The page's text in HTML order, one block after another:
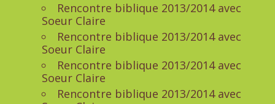
Rencontre biblique 2013/2014 avec
Soeur Claire
Rencontre biblique 2013/2014 avec
Soeur Claire
Rencontre biblique 2013/2014 avec
Soeur Claire
Rencontre biblique 2013/2014 avec